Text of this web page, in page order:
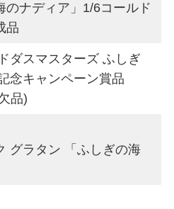
のナディア」1/6コールド
品
ダスマスターズ ふしぎ
念キャンペーン賞品
品)
グラタン 「ふしぎの海